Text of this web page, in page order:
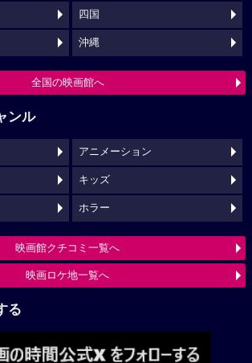
四国
沖縄
全国の映画館へ
ンル
アニメーション
キッズ
ホラー
映画館クチコミ一覧へ
映画ロケ地一覧へ
る